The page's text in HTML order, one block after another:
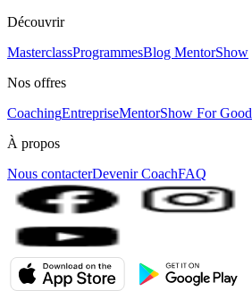
Découvrir
MasterclassProgrammesBlog MentorShow
Nos offres
CoachingEntrepriseMentorShow For Good
À propos
Nous contacterDevenir CoachFAQ